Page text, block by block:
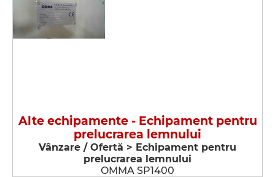
Alte echipamente - Echipament pentru
prelucrarea lemnului
Vânzare / Ofertă > Echipament pentru
prelucrarea lemnului
OMMA SP1400